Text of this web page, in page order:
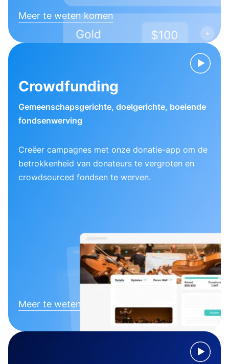
Meer te weten komen
Crowdfunding
Gemeenschapsgerichte, doelgerichte, boeiende
fondsenwerving
Creëer campagnes met onze donatie-app om de
betrokkenheid van donateurs te vergroten en
crowdsourced fondsen te werven.
Meer te weten komen